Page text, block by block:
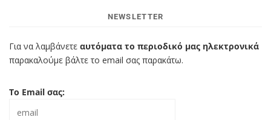
NEWSLETTER
Για να λαμβάνετε αυτόματα το περιοδικό μας ηλεκτρονικά
παρακαλούμε βάλτε το email σας παρακάτω.
Το Email σας: